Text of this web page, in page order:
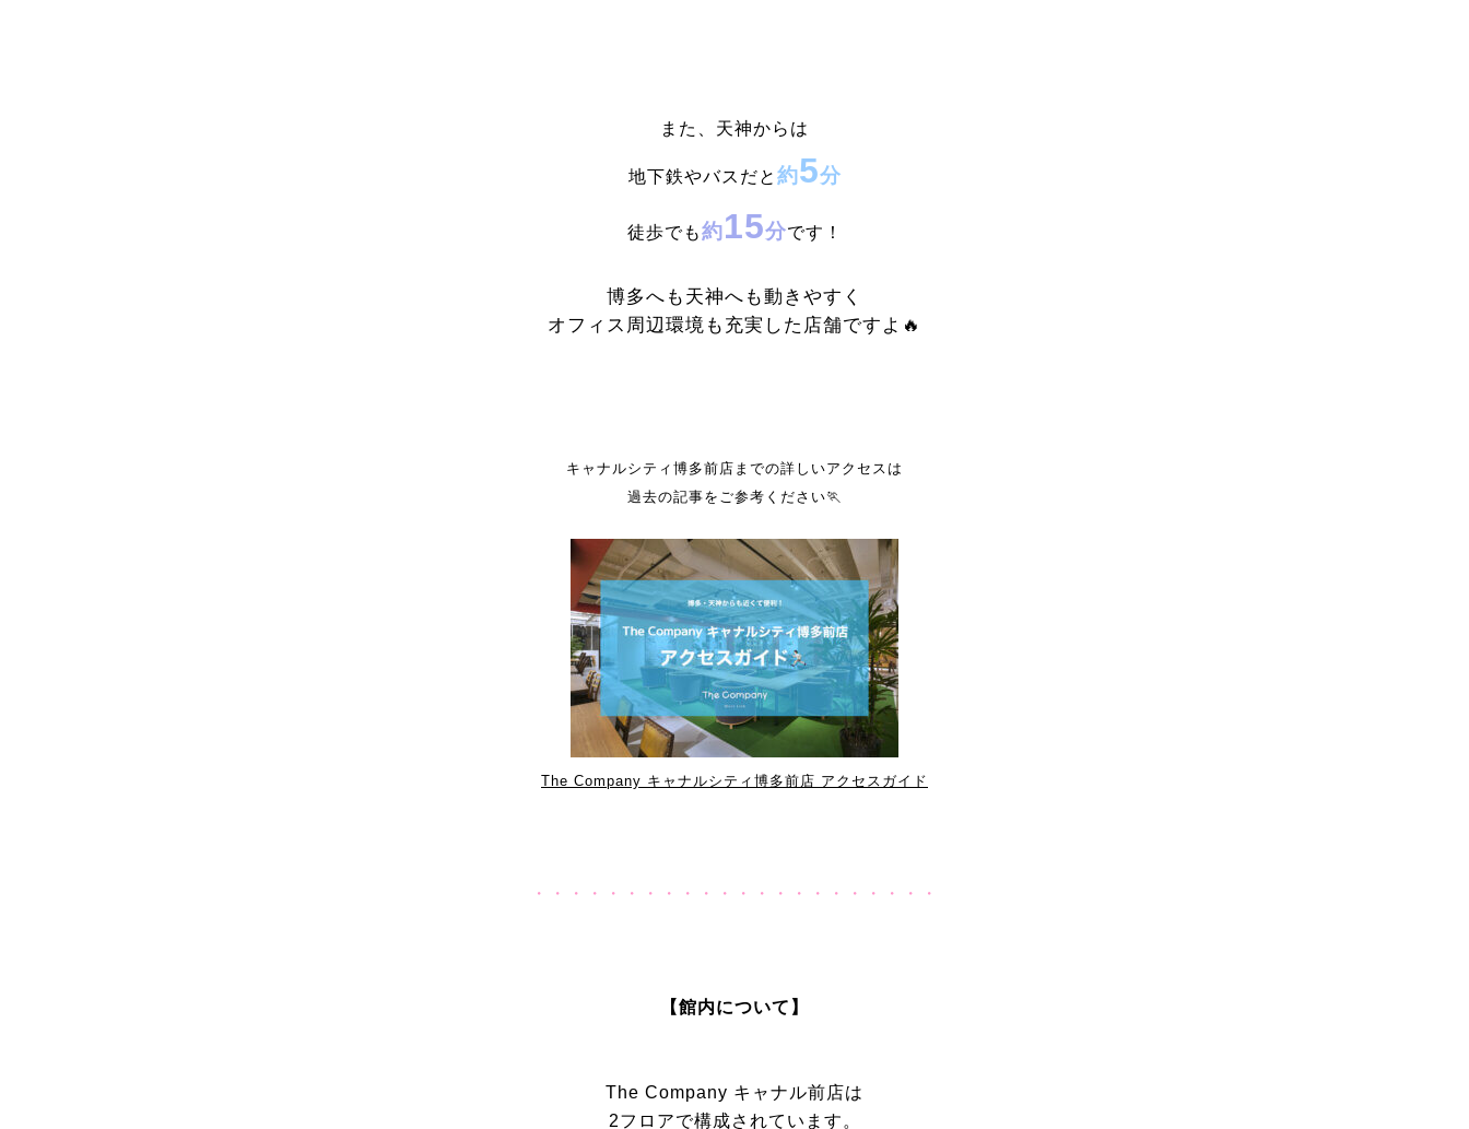
また、天神からは
地下鉄やバスだと 約5分
徒歩でも約15分です！
博多へも天神へも動きやすく
オフィス周辺環境も充実した店舗ですよ🔥
キャナルシティ博多前店までの詳しいアクセスは
過去の記事をご参考ください🏃
The Company キャナルシティ博多前店 アクセスガイド
・・・・・・・・・・・・・・・・・・・・・・
【館内について】
The Company キャナル前店は
2フロアで構成されています。